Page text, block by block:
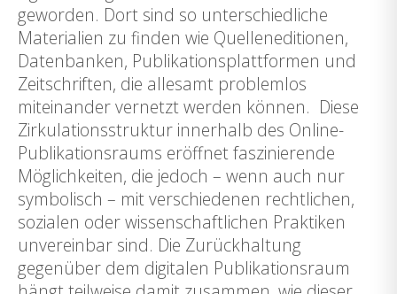
geworden. Dort sind so unterschiedliche
Materialien zu finden wie Quelleneditionen,
Datenbanken, Publikationsplattformen und
Zeitschriften, die allesamt problemlos
miteinander vernetzt werden können. Diese
Zirkulationsstruktur innerhalb des Online-
Publikationsraums eröffnet faszinierende
Möglichkeiten, die jedoch – wenn auch nur
symbolisch – mit verschiedenen rechtlichen,
sozialen oder wissenschaftlichen Praktiken
unvereinbar sind. Die Zurückhaltung
gegenüber dem digitalen Publikationsraum